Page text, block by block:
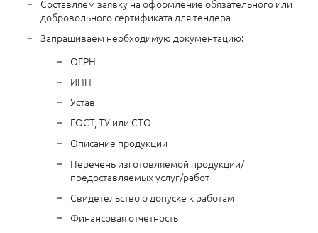
Составляем заявку на оформление обязательного или
добровольного сертификата для тендера
Запрашиваем необходимую документацию:
ОГРН
ИНН
Устав
ГОСТ, ТУ или СТО
Описание продукции
Перечень изготовляемой продукции/
предоставляемых услуг/работ
Свидетельство о допуске к работам
Финансовая отчетность